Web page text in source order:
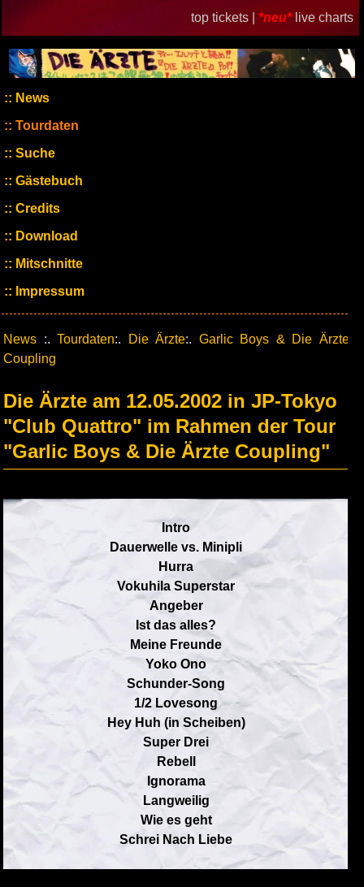
top tickets | *neu* live charts
News
Tourdaten
Suche
Gästebuch
Credits
Download
Mitschnitte
Impressum
News :.Tourdaten:. Die Ärzte:. Garlic Boys & Die Ärzte
Coupling
Die Ärzte am 12.05.2002 in JP-Tokyo
"Club Quattro" im Rahmen der Tour
"Garlic Boys & Die Ärzte Coupling"
Intro
Dauerwelle vs. Minipli
Hurra
Vokuhila Superstar
Angeber
Ist das alles?
Meine Freunde
Yoko Ono
Schunder-Song
1/2 Lovesong
Hey Huh (in Scheiben)
Super Drei
Rebell
Ignorama
Langweilig
Wie es geht
Schrei Nach Liebe